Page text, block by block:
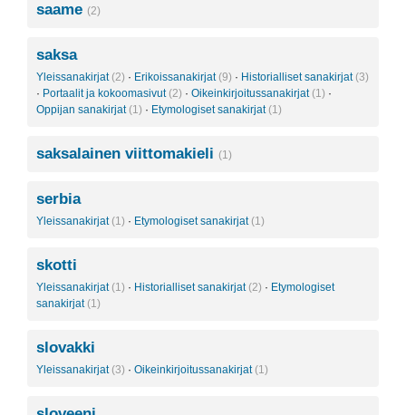
saame (2)
saksa
Yleissanakirjat (2) · Erikoissanakirjat (9) · Historialliset sanakirjat (3)
· Portaalit ja kokoomasivut (2) · Oikeinkirjoitussanakirjat (1) ·
Oppijan sanakirjat (1) · Etymologiset sanakirjat (1)
saksalainen viittomakieli (1)
serbia
Yleissanakirjat (1) · Etymologiset sanakirjat (1)
skotti
Yleissanakirjat (1) · Historialliset sanakirjat (2) · Etymologiset
sanakirjat (1)
slovakki
Yleissanakirjat (3) · Oikeinkirjoitussanakirjat (1)